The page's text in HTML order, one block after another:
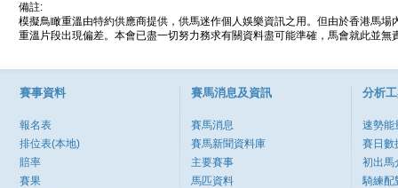
備註:
模擬鳥瞰重溫由特約供應商提供，供馬迷作個人娛樂資訊之用。但由於香港馬
重溫片段出現偏差。本會已盡一切努力務求有關資料盡可能準確，馬會就此並
賽事資料
報名表
排位表(本地)
賠率
賽果
賽馬消息及資訊
賽馬消息
賽馬新聞資料庫
主要賽事
馬匹資料
分析
速勢能
賽日數
初出馬
騎練配